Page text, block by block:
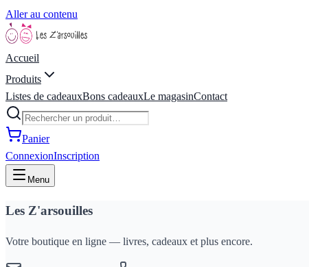
Aller au contenu
Accueil
Produits
Listes de cadeauxBons cadeauxLe magasinContact
Panier
ConnexionInscription
Menu
Les Z'arsouilles
Votre boutique en ligne — livres, cadeaux et plus encore.